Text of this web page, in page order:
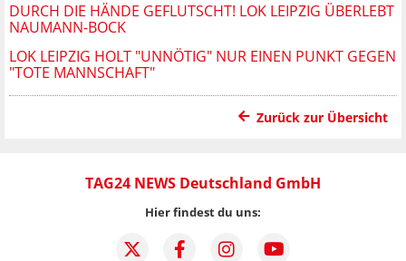
DURCH DIE HÄNDE GEFLUTSCHT! LOK LEIPZIG ÜBERLEBT
NAUMANN-BOCK
LOK LEIPZIG HOLT "UNNÖTIG" NUR EINEN PUNKT GEGEN
"TOTE MANNSCHAFT"
Zurück zur Übersicht
TAG24 NEWS Deutschland GmbH
Hier findest du uns: